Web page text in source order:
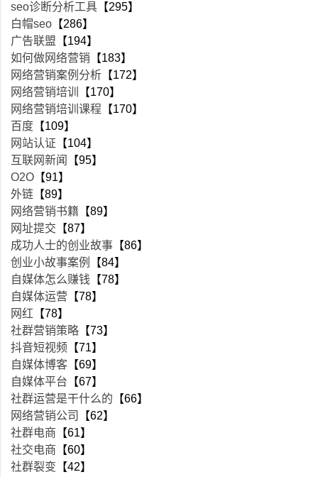
seo诊断分析工具 【295】
白帽seo 【286】
广告联盟 【194】
如何做网络营销 【183】
网络营销案例分析 【172】
网络营销培训
【170】
网络营销培训课程 【170】
百度 【109】
网站认证 【104】
互联网新闻
【95】
O2O 【91】
外链 【89】
网络营销书籍 【89】
网址提交 【87】
成功人士的创业故事 【86】
创业小故事案例
【84】
自媒体怎么赚钱 【78】
自媒体运营 【78】
网红 【78】
社群营销策略 【73】
抖音短视频 【71】
自媒体博客 【69】
自媒体平台 【67】
社群运营是干什么的 【66】
网络营销公司
【62】
社群电商 【61】
社交电商 【60】
社群裂变 【42】